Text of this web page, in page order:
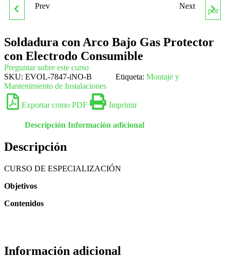
SEAG0311 GESTIÓN DE
CONTROL DE
ORGANISMOS NOCIVOS
Prev SOLDADURA OXIGÁS Y
Next
Soldadura con Arco Bajo Gas Protector
con Electrodo Consumible
Preguntar sobre este curso
SKU: EVOL-7847-iNO-B Etiqueta: Montaje y
Mantenimiento de Instalaciones
Exportar como PDF Imprimir
Descripción Información adicional
Descripción
CURSO DE ESPECIALIZACIÓN
Objetivos
Contenidos
Información adicional